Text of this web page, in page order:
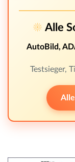
☀️ Alle
AutoBild,
Testsieger,